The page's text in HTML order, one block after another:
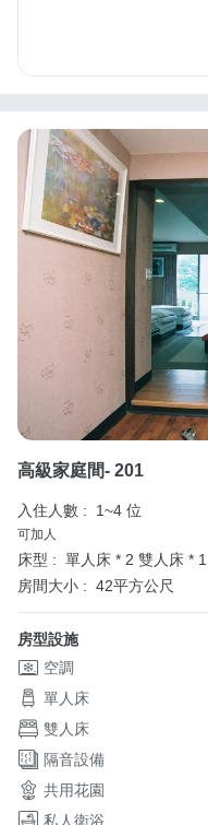
高級家庭間- 201
入住人數 : 1~4 位
可加人
床型 : 單人床 * 2 雙人床 * 1
房間大小 : 42平方公尺
房型設施
空調
單人床
雙人床
隔音設備
共用花園
私人衛浴